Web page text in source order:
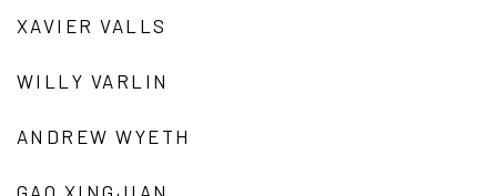
XAVIER VALLS
WILLY VARLIN
ANDREW WYETH
GAO XINGJIAN